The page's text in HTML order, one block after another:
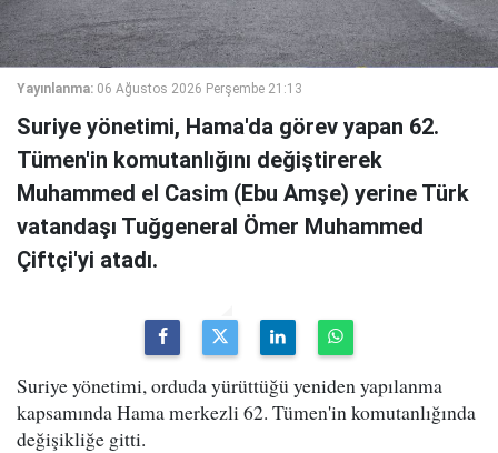
Yayınlanma: 06 Ağustos 2026 Perşembe 21:13
Suriye yönetimi, Hama'da görev yapan 62.
Tümen'in komutanlığını değiştirerek
Muhammed el Casim (Ebu Amşe) yerine Türk
vatandaşı Tuğgeneral Ömer Muhammed
Çiftçi'yi atadı.
Suriye yönetimi, orduda yürüttüğü yeniden yapılanma
kapsamında Hama merkezli 62. Tümen'in komutanlığında
değişikliğe gitti.